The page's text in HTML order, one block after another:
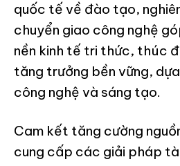
quốc tế về đào tạo,
chuyển giao công nghệ
nền kinh tế tri thức, thúc
tăng trưởng bền vững,
công nghệ và sáng tạo.
Cam kết tăng cường
cung cấp các giải pháp